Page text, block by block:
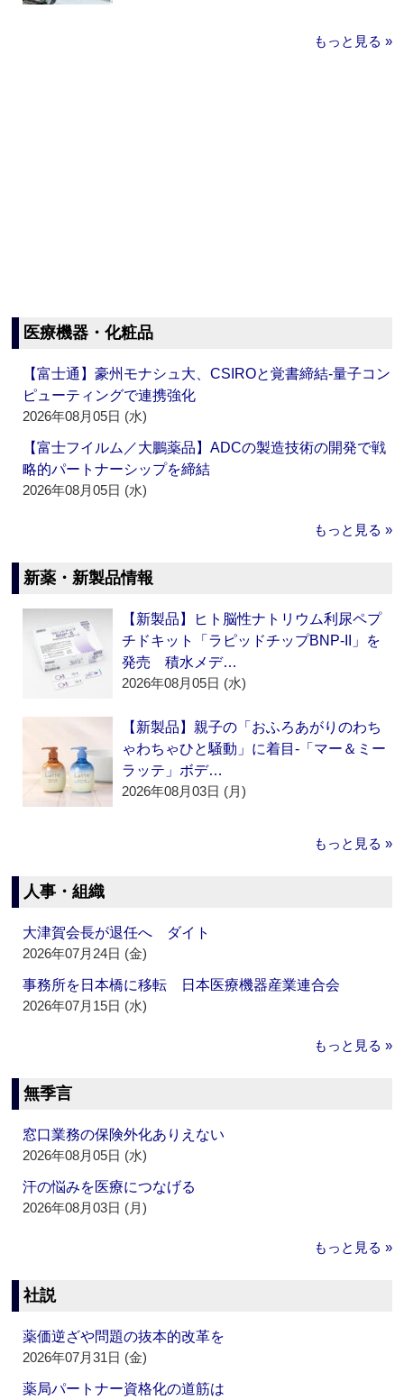
もっと見る »
医療機器・化粧品
【富士通】豪州モナシュ大、CSIROと覚書締結‐量子コン
ピューティングで連携強化
2026年08月05日 (水)
【富士フイルム／大鵬薬品】ADCの製造技術の開発で戦
略的パートナーシップを締結
2026年08月05日 (水)
もっと見る »
新薬・新製品情報
【新製品】ヒト脳性ナトリウム利尿ペプ
チドキット「ラピッドチップBNP-II」を
発売 積水メデ…
2026年08月05日 (水)
【新製品】親子の「おふろあがりのわち
ゃわちゃひと騒動」に着目‐「マー＆ミー
ラッテ」ボデ…
2026年08月03日 (月)
もっと見る »
人事・組織
大津賀会長が退任へ ダイト
2026年07月24日 (金)
事務所を日本橋に移転 日本医療機器産業連合会
2026年07月15日 (水)
もっと見る »
無季言
窓口業務の保険外化ありえない
2026年08月05日 (水)
汗の悩みを医療につなげる
2026年08月03日 (月)
もっと見る »
社説
薬価逆ざや問題の抜本的改革を
2026年07月31日 (金)
薬局パートナー資格化の道筋は